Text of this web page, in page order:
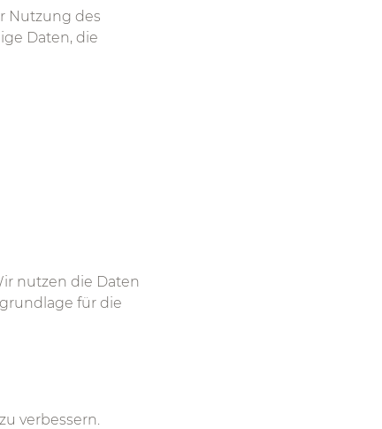
Nutzung des
Daten, die
nutzen die Daten
für die
verbessern.